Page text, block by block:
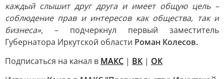
каждый слышит друг друга и имеет общую цель –
соблюдение прав и интересов как общества, так и
бизнеса», – подчеркнул первый заместитель
Губернатора Иркутской области Роман Колесов.
Подписаться на канал в МАКС | ВК | ОК